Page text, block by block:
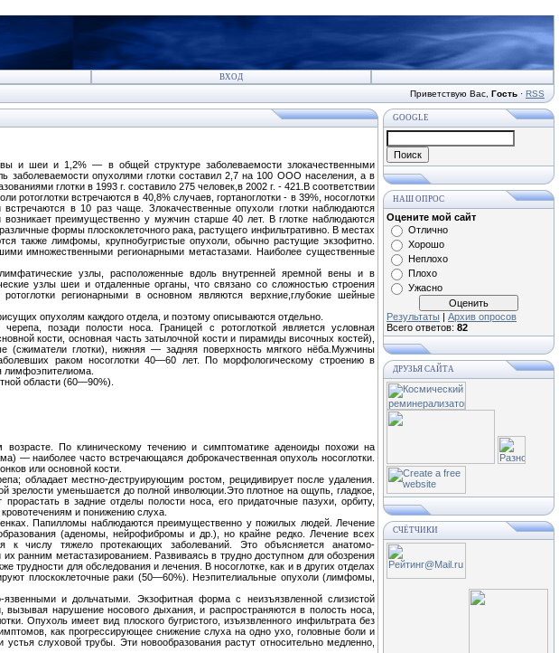
ВХОД
Приветствую Вас Гость · RSS
и шеи и 1,2% — в общей структуре заболеваемости злокачественными
заболеваемости опухолями глотки составил 2,7 на 100 ООО населения, а в
глотки в 1993 г. составило 275 человек,в 2002 г. - 421.В соответствии
ротоглотки встречаются в 40,8% случаев, гортаноглотки - в 39%, носоглотки
в 10 раз чаще. Злокачественные опухоли глотки наблюдаются
преимущественно у мужчин старше 40 лет. В глотке наблюдаются
формы плоскоклеточного рака, растущего инфильтративно. В местах
также лимфомы, крупнобугристые опухоли, обычно растущие экзофитно.
имножественными регионарными метастазами. Наиболее существенные
узлы, расположенные вдоль внутренней яремной вены и в
узлы шеи и отдаленные органы, что связано со сложностью строения
регионарными в основном являются верхние,глубокие шейные
опухолям каждого отдела, и поэтому описываются отдельно.
позади полости носа. Границей с ротоглоткой является условная
кости, основная часть затылочной кости и пирамиды височных костей),
глотки), нижняя — задняя поверхность мягкого нёба.Мужчины
раком носоглотки 40—60 лет. По морфологическому строению в
лимфоэпителиома.
области (60—90%).
По клиническому течению и симптоматике аденоиды похожи на
— наиболее часто встречающаяся доброкачественная опухоль носоглотки.
или основной кости.
обладает местно-деструирующим ростом, рецидивирует после удаления.
зрелости уменьшается до полной инволюции.Это плотное на ощупь, гладкое,
в задние отделы полости носа, его придаточные пазухи, орбиту,
и понижению слуха.
Папилломы наблюдаются преимущественно у пожилых людей. Лечение
(аденомы, нейрофибромы и др.), но крайне редко. Лечение всех
к числу тяжело протекающих заболеваний. Это объясняется анатомо-
ранним метастазированием. Развиваясь в трудно доступном для обозрения
трудности для обследования и лечения. В носоглотке, как и в других отделах
плоскоклеточные раки (50—60%). Неэпителиальные опухоли (лимфомы,
и дольчатыми. Экзофитная форма с неизъязвленной слизистой
нарушение носового дыхания, и распространяются в полость носа,
Опухоль имеет вид плоского бугристого, изъязвленного инфильтрата без
как прогрессирующее снижение слуха на одно ухо, головные боли и
слуховой трубы. Эти новообразования растут относительно медленно,
GOOGLE
НАШ ОПРОС
Оцените мой сайт
Отлично
Хорошо
Неплохо
Плохо
Ужасно
Результаты | Архив опросов
Всего ответов: 82
ДРУЗЬЯ САЙТА
СЧЁТЧИКИ